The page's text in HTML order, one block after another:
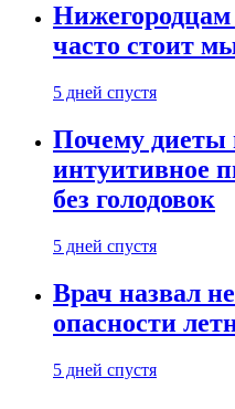
Нижегородцам
часто стоит
5 дней спустя
Почему диеты
интуитивное
без голодовок
5 дней спустя
Врач назвал
опасности
5 дней спустя